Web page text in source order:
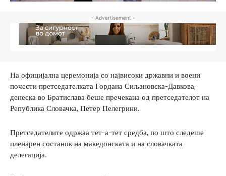
- Advertisement -
На официјална церемонија со највисоки државни и воени
почести претседателката Гордана Сиљановска-Давкова,
денеска во Братислава беше пречекана од претседателот на
Република Словачка, Петер Пелегрини.
Претседателите одржаа тет-а-тет средба, по што следеше
пленарен состанок на македонската и на словачката
делегација.